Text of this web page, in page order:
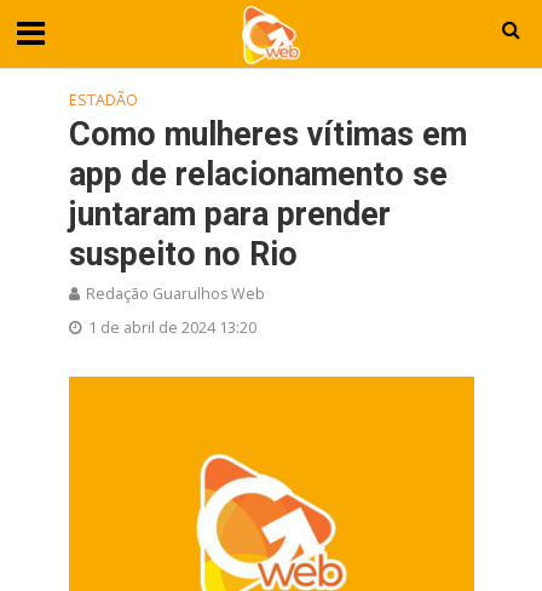
ESTADÃO
Como mulheres vítimas em
app de relacionamento se
juntaram para prender
suspeito no Rio
Redação Guarulhos Web
1 de abril de 2024 13:20